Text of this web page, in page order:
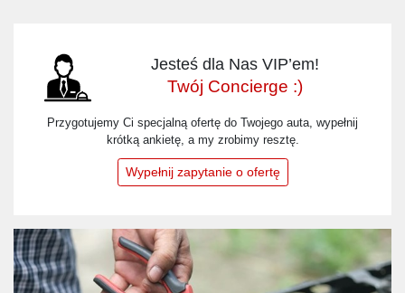
Jesteś dla Nas VIP’em!
Twój Concierge :)
Przygotujemy Ci specjalną ofertę do Twojego auta, wypełnij
krótką ankietę, a my zrobimy resztę.
Wypełnij zapytanie o ofertę